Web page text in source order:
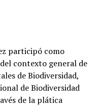
participó como
contexto general de
de Biodiversidad,
de Biodiversidad
de la plática